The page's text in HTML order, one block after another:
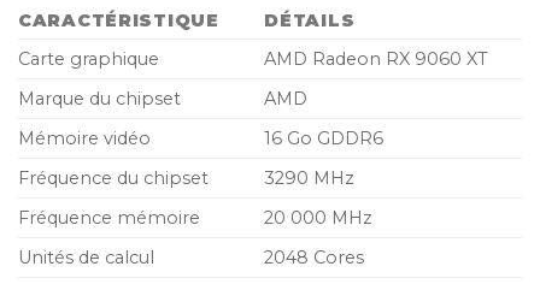
CARACTÉRISTIQUE
DÉTAILS
Carte graphique
AMD Radeon RX 9060 XT
Marque du chipset
AMD
Mémoire vidéo
16 Go GDDR6
Fréquence du chipset
3290 MHz
Fréquence mémoire
20 000 MHz
Unités de calcul
2048 Cores